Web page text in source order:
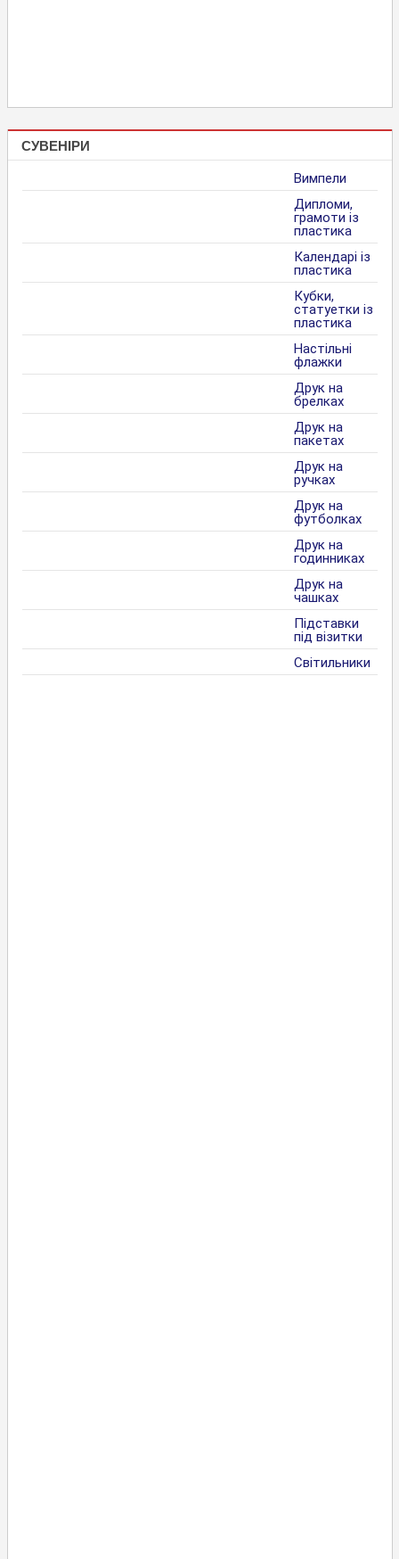
СУВЕНІРИ
Вимпели
Дипломи,
грамоти із
пластика
Календарі із
пластика
Кубки,
статуетки із
пластика
Настільні
флажки
Друк на
брелках
Друк на
пакетах
Друк на
ручках
Друк на
футболках
Друк на
годинниках
Друк на
чашках
Підставки
під візитки
Світильники